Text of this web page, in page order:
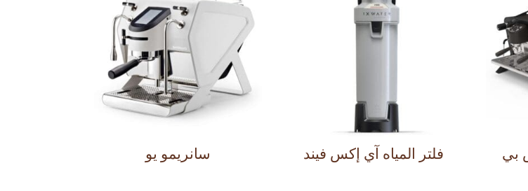
سانريمو يو فلتر المياه آي إكس فيند